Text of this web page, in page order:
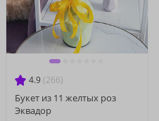
4.9 (266)
Букет из 11 желтых роз
Эквадор